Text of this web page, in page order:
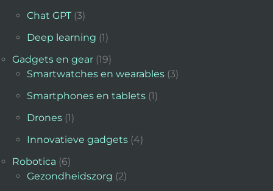
Chat GPT (3)
Deep learning (1)
Gadgets en gear (19)
Smartwatches en wearables (3)
Smartphones en tablets (1)
Drones (1)
Innovatieve gadgets (4)
Robotica (6)
Gezondheidszorg (2)